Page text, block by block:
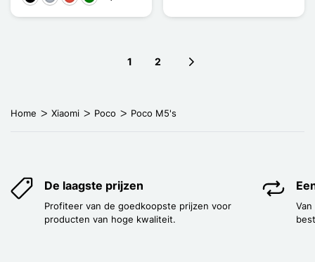
1 2
Home Xiaomi Poco Poco M5's
De laagste prijzen
Profiteer van de goedkoopste prijzen voor
producten van hoge kwaliteit.